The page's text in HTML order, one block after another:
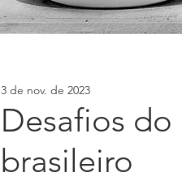
Desafios
brasileiro
3 de nov. de 2023